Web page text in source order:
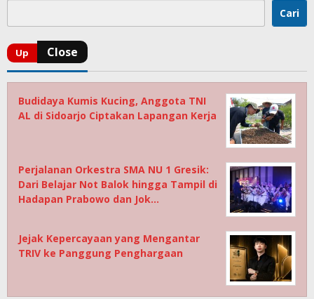
Cari
Budidaya Kumis Kucing, Anggota TNI
AL di Sidoarjo Ciptakan Lapangan Kerja
Perjalanan Orkestra SMA NU 1 Gresik:
Dari Belajar Not Balok hingga Tampil di
Hadapan Prabowo dan Jok…
Jejak Kepercayaan yang Mengantar
TRIV ke Panggung Penghargaan